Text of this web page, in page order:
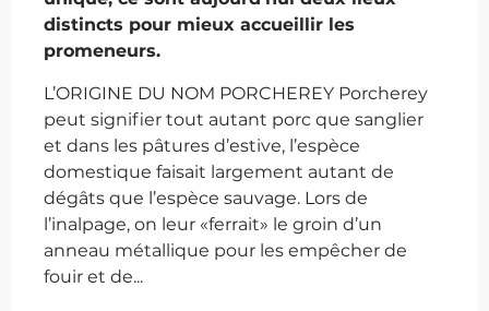
distincts pour mieux accueillir les
promeneurs.
L’ORIGINE DU NOM PORCHEREY Porcherey
peut signifier tout autant porc que sanglier
et dans les pâtures d’estive, l’espèce
domestique faisait largement autant de
dégâts que l’espèce sauvage. Lors de
l’inalpage, on leur «ferrait» le groin d’un
anneau métallique pour les empêcher de
fouir et de...